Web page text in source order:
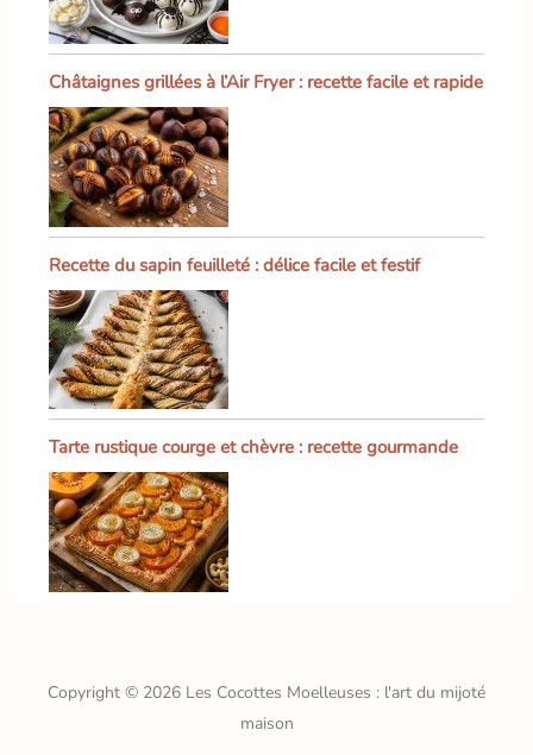
Châtaignes grillées à l’Air Fryer : recette facile et rapide
Recette du sapin feuilleté : délice facile et festif
Tarte rustique courge et chèvre : recette gourmande
Copyright © 2026 Les Cocottes Moelleuses : l'art du mijoté
maison